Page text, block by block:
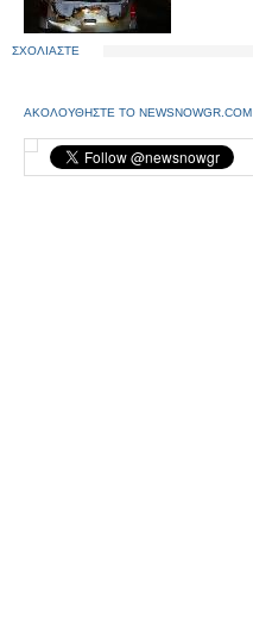
ΣΧΟΛΙΑΣΤΕ
ΑΚΟΛΟΥΘΗΣΤΕ ΤΟ NEWSNOWGR.COM